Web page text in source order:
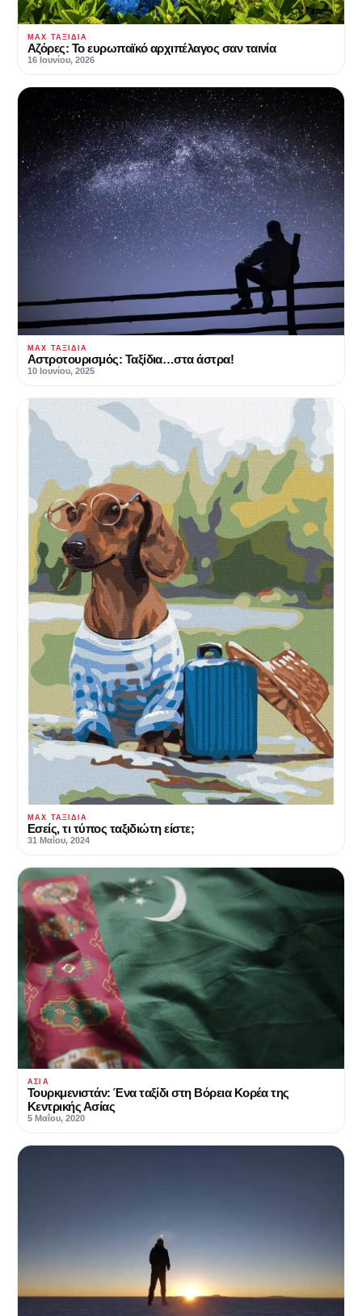
MAX ΤΑΞΊΔΙΑ
Αζόρες: Το ευρωπαϊκό αρχιπέλαγος σαν ταινία
16 Ιουνίου, 2026
MAX ΤΑΞΊΔΙΑ
Αστροτουρισμός: Ταξίδια…στα άστρα!
10 Ιουνίου, 2025
MAX ΤΑΞΊΔΙΑ
Εσείς, τι τύπος ταξιδιώτη είστε;
31 Μαΐου, 2024
ΑΣΊΑ
Τουρκμενιστάν: Ένα ταξίδι στη Βόρεια Κορέα της
Κεντρικής Ασίας
5 Μαΐου, 2020